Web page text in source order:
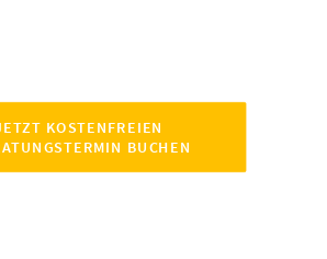
KOSTENFREIEN
BUCHEN